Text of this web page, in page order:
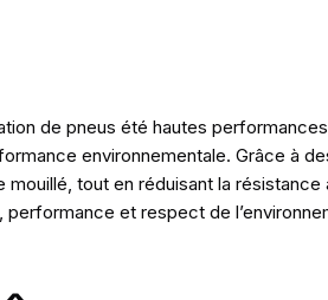
de pneus été hautes
environnementale. Grâce à
tout en réduisant la
et respect de